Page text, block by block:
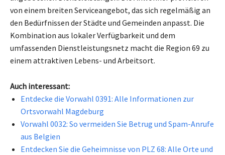
von einem breiten Serviceangebot, das sich regelmäßig an
den Bedürfnissen der Städte und Gemeinden anpasst. Die
Kombination aus lokaler Verfügbarkeit und dem
umfassenden Dienstleistungsnetz macht die Region 69 zu
einem attraktiven Lebens- und Arbeitsort.
Auch interessant:
Entdecke die Vorwahl 0391: Alle Informationen zur
Ortsvorwahl Magdeburg
Vorwahl 0032: So vermeiden Sie Betrug und Spam-Anrufe
aus Belgien
Entdecken Sie die Geheimnisse von PLZ 68: Alle Orte und